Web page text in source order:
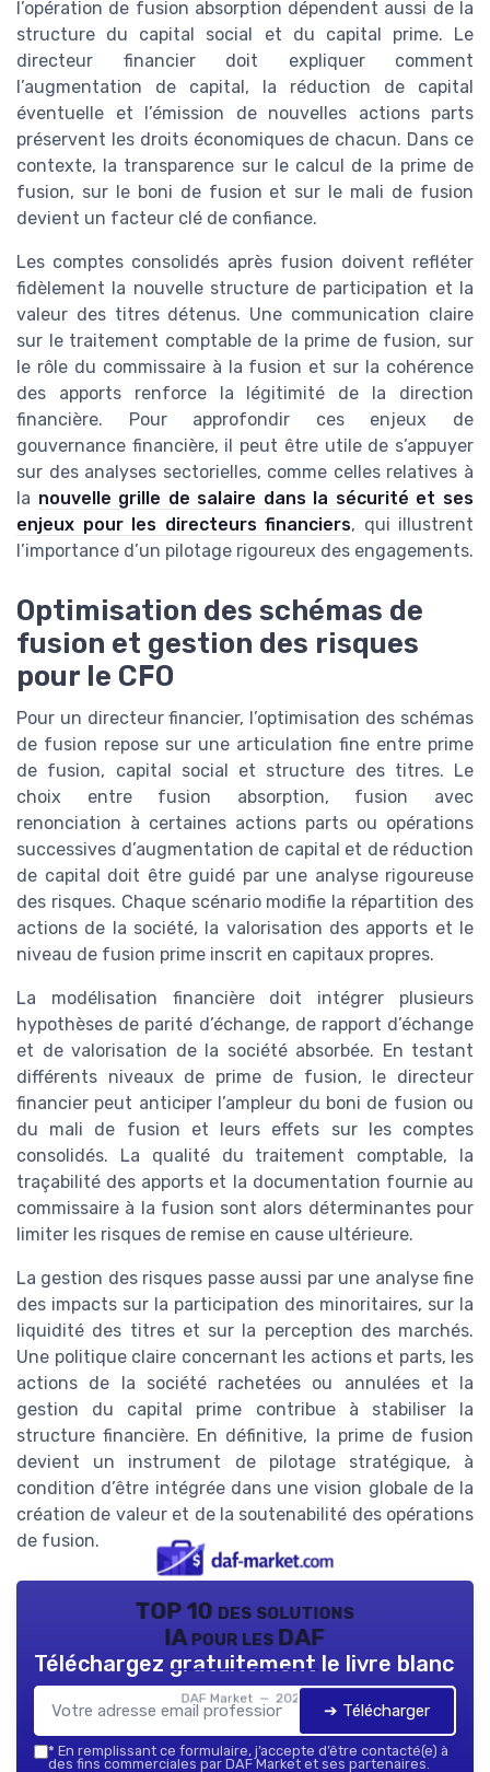
l’opération de fusion absorption dépendent aussi de la
structure du capital social et du capital prime. Le
directeur financier doit expliquer comment
l’augmentation de capital, la réduction de capital
éventuelle et l’émission de nouvelles actions parts
préservent les droits économiques de chacun. Dans ce
contexte, la transparence sur le calcul de la prime de
fusion, sur le boni de fusion et sur le mali de fusion
devient un facteur clé de confiance.
Les comptes consolidés après fusion doivent refléter
fidèlement la nouvelle structure de participation et la
valeur des titres détenus. Une communication claire
sur le traitement comptable de la prime de fusion, sur
le rôle du commissaire à la fusion et sur la cohérence
des apports renforce la légitimité de la direction
financière. Pour approfondir ces enjeux de
gouvernance financière, il peut être utile de s’appuyer
sur des analyses sectorielles, comme celles relatives à
la nouvelle grille de salaire dans la sécurité et ses
enjeux pour les directeurs financiers, qui illustrent
l’importance d’un pilotage rigoureux des engagements.
Optimisation des schémas de
fusion et gestion des risques
pour le CFO
Pour un directeur financier, l’optimisation des schémas
de fusion repose sur une articulation fine entre prime
de fusion, capital social et structure des titres. Le
choix entre fusion absorption, fusion avec
renonciation à certaines actions parts ou opérations
successives d’augmentation de capital et de réduction
de capital doit être guidé par une analyse rigoureuse
des risques. Chaque scénario modifie la répartition des
actions de la société, la valorisation des apports et le
niveau de fusion prime inscrit en capitaux propres.
La modélisation financière doit intégrer plusieurs
hypothèses de parité d’échange, de rapport d’échange
et de valorisation de la société absorbée. En testant
différents niveaux de prime de fusion, le directeur
financier peut anticiper l’ampleur du boni de fusion ou
du mali de fusion et leurs effets sur les comptes
consolidés. La qualité du traitement comptable, la
traçabilité des apports et la documentation fournie au
commissaire à la fusion sont alors déterminantes pour
limiter les risques de remise en cause ultérieure.
La gestion des risques passe aussi par une analyse fine
des impacts sur la participation des minoritaires, sur la
liquidité des titres et sur la perception des marchés.
Une politique claire concernant les actions et parts, les
actions de la société rachetées ou annulées et la
gestion du capital prime contribue à stabiliser la
structure financière. En définitive, la prime de fusion
devient un instrument de pilotage stratégique, à
condition d’être intégrée dans une vision globale de la
création de valeur et de la soutenabilité des opérations
de fusion.
TOP 10 des solutions
IA pour les DAF
DAF Market — 2026
Téléchargez gratuitement le livre blanc
➔ Télécharger
* En remplissant ce formulaire, j’accepte d’être contacté(e) à
des fins commerciales par DAF Market et ses partenaires.